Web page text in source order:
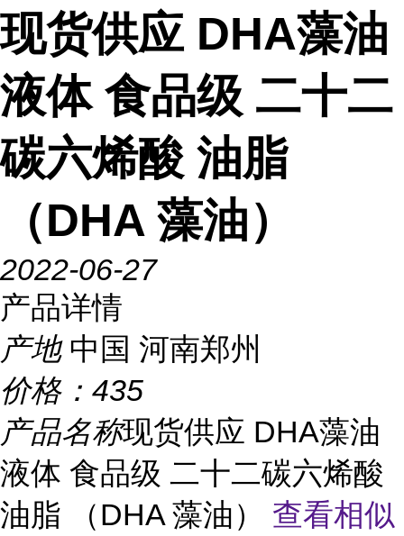
现货供应 DHA藻油
液体 食品级 二十二
碳六烯酸 油脂
（DHA 藻油）
2022-06-27
产品详情
产地 中国 河南郑州
价格： 435
产品名称现货供应 DHA藻油
液体 食品级 二十二碳六烯酸
油脂 （DHA 藻油） 查看相似